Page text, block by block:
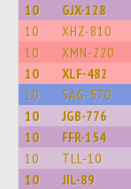
10 GJX-128
10 XHZ-810
10 XMN-220
10 XLF-482
10 SAG-570
10 JGB-776
10 FFR-154
10 TLL-10
10 JIL-89